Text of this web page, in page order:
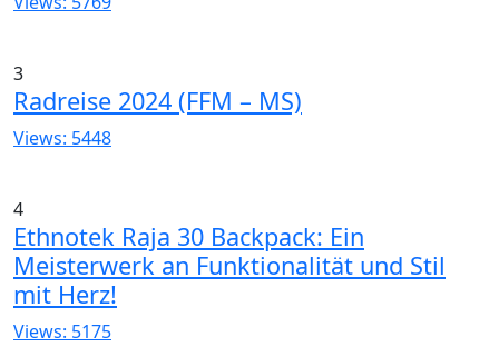
3
Radreise 2024 (FFM – MS)
Views: 5448
4
Ethnotek Raja 30 Backpack: Ein
Meisterwerk an Funktionalität und Stil
mit Herz!
Views: 5175